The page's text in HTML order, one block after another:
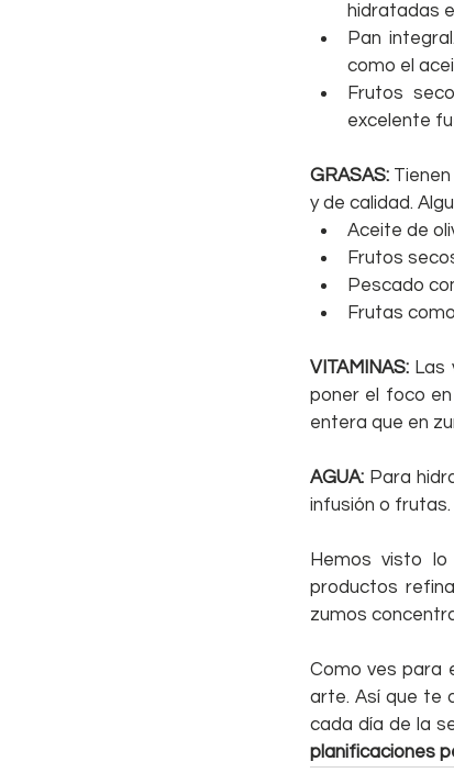
hidratadas
Pan
como el
Frutos
excelente
GRASAS:
y de calidad.
Aceite de
Frutos
Pescado
Frutas
VITAMINAS: Las
poner el foco
entera que en
AGUA: Para
infusión o frutas.
Hemos visto
productos
zumos
Como ves para
arte. Así que te
planificaciones